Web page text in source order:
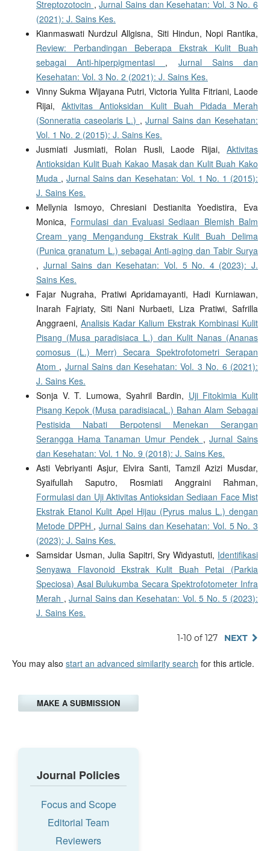
Streptozotocin ,Jurnal Sains dan Kesehatan: Vol. 3 No. 6
(2021): J. Sains Kes.
Kianmaswati Nurdzul Allgisna, Siti Hindun, Nopi Rantika,
Review: Perbandingan Beberapa Ekstrak Kulit Buah
sebagai Anti-hiperpigmentasi , Jurnal Sains dan
Kesehatan: Vol. 3 No. 2 (2021): J. Sains Kes.
Vinny Sukma Wijayana Putri, Victoria Yulita Fitriani, Laode
Rijai,Aktivitas Antioksidan Kulit Buah Pidada Merah
(Sonneratia caseolaris L.) ,Jurnal Sains dan Kesehatan:
Vol. 1 No. 2 (2015): J. Sains Kes.
Jusmiati Jusmiati, Rolan Rusli, Laode Rijai,Aktivitas
Antioksidan Kulit Buah Kakao Masak dan Kulit Buah Kako
Muda ,Jurnal Sains dan Kesehatan: Vol. 1 No. 1 (2015):
J. Sains Kes.
Mellynia Ismoyo, Chresiani Destianita Yoedistira, Eva
Monica, Formulasi dan Evaluasi Sediaan Blemish Balm
Cream yang Mengandung Ekstrak Kulit Buah Delima
(Punica granatum L.) sebagai Anti-aging dan Tabir Surya
, Jurnal Sains dan Kesehatan: Vol. 5 No. 4 (2023): J.
Sains Kes.
Fajar Nugraha, Pratiwi Apridamayanti, Hadi Kurniawan,
Inarah Fajriaty, Siti Nani Nurbaeti, Liza Pratiwi, Safrilla
Anggraeni, Analisis Kadar Kalium Ekstrak Kombinasi Kulit
Pisang (Musa paradisiaca L.) dan Kulit Nanas (Ananas
comosus (L.) Merr) Secara Spektrofotometri Serapan
Atom , Jurnal Sains dan Kesehatan: Vol. 3 No. 6 (2021):
J. Sains Kes.
Sonja V. T. Lumowa, Syahril Bardin, Uji Fitokimia Kulit
Pisang Kepok (Musa paradisiacaL.) Bahan Alam Sebagai
Pestisida Nabati Berpotensi Menekan Serangan
Serangga Hama Tanaman Umur Pendek ,Jurnal Sains
dan Kesehatan: Vol. 1 No. 9 (2018): J. Sains Kes.
Asti Vebriyanti Asjur, Elvira Santi, Tamzil Azizi Musdar,
Syaifullah Saputro, Rosmiati Anggraini Rahman,
Formulasi dan Uji Aktivitas Antioksidan Sediaan Face Mist
Ekstrak Etanol Kulit Apel Hijau (Pyrus malus L.) dengan
Metode DPPH ,Jurnal Sains dan Kesehatan: Vol. 5 No. 3
(2023): J. Sains Kes.
Samsidar Usman, Julia Sapitri, Sry Widyastuti, Identifikasi
Senyawa Flavonoid Ekstrak Kulit Buah Petai (Parkia
Speciosa) Asal Bulukumba Secara Spektrofotometer Infra
Merah ,Jurnal Sains dan Kesehatan: Vol. 5 No. 5 (2023):
J. Sains Kes.
1-10 of 127 NEXT
You may also start an advanced similarity search for this article.
MAKE A SUBMISSION
Journal Policies
Focus and Scope
Editorial Team
Reviewers